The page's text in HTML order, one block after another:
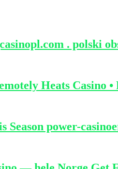
. polski
Heats Casino
Season power-